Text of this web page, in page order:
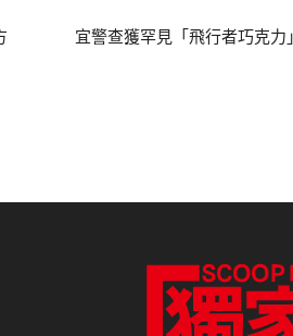
宜警查獲罕見「飛行者巧克力